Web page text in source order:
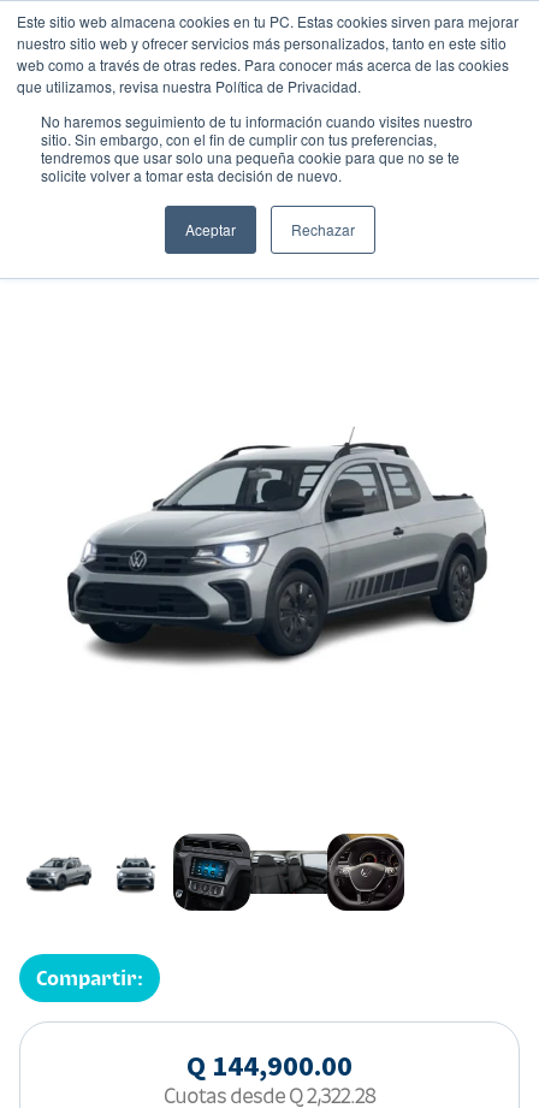
Este sitio web almacena cookies en tu PC. Estas cookies sirven para mejorar
nuestro sitio web y ofrecer servicios más personalizados, tanto en este sitio
web como a través de otras redes. Para conocer más acerca de las cookies
que utilizamos, revisa nuestra Política de Privacidad.
No haremos seguimiento de tu información cuando visites nuestro
sitio. Sin embargo, con el fin de cumplir con tus preferencias,
tendremos que usar solo una pequeña cookie para que no se te
solicite volver a tomar esta decisión de nuevo.
Aceptar Rechazar
VOLKSWAGEN SAVEIRO DOBLE
GASOLINA
Compartir:
Q 144,900.00
Cuotas desde Q 2,322.28